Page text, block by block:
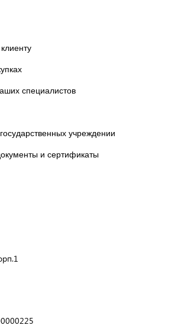
специалистов
учреждении
и сертификаты